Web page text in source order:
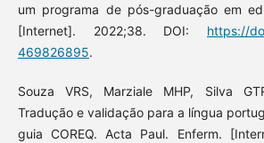
um programa de pós-graduação em
[Internet]. 2022;38. DOI: https://
469826895.
Souza VRS, Marziale MHP, Silva
Tradução e validação para a língua
guia COREQ. Acta Paul. Enferm.